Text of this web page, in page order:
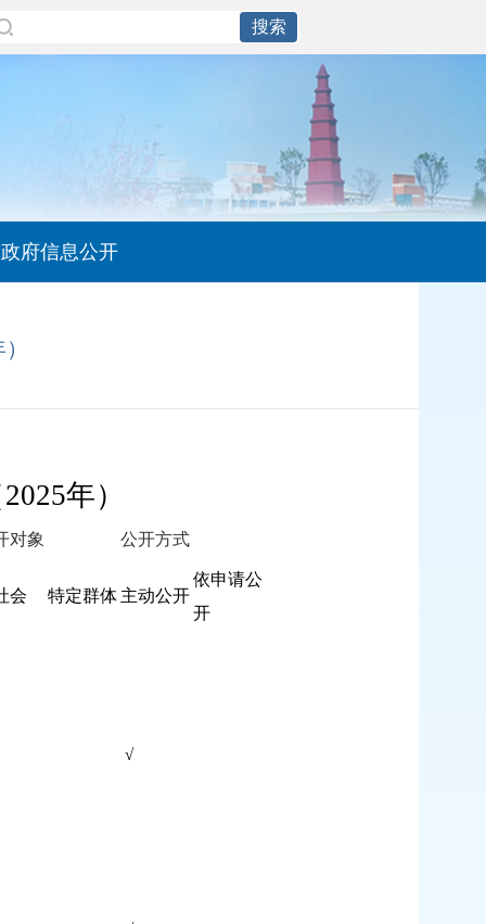
政府信息公开
2025年）
对象 公开方式
会 特定群体 主动公开
依申请公
开
√